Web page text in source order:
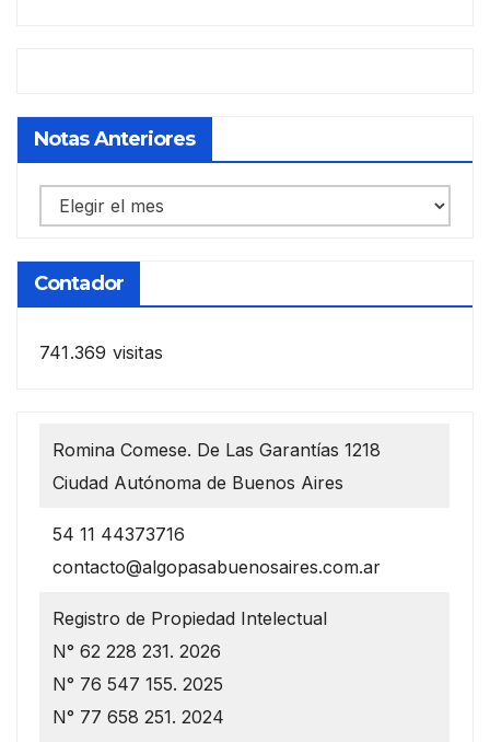
Notas Anteriores
Notas
anteriores
Contador
741.369 visitas
Romina Comese. De Las Garantías 1218
Ciudad Autónoma de Buenos Aires
54 11 44373716
contacto@algopasabuenosaires.com.ar
Registro de Propiedad Intelectual
N° 62 228 231. 2026
N° 76 547 155. 2025
N° 77 658 251. 2024